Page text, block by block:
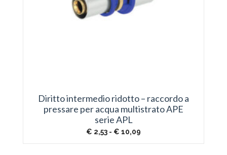
Diritto intermedio ridotto – raccordo a
pressare per acqua multistrato APE
serie APL
€ 2,53 - € 10,09